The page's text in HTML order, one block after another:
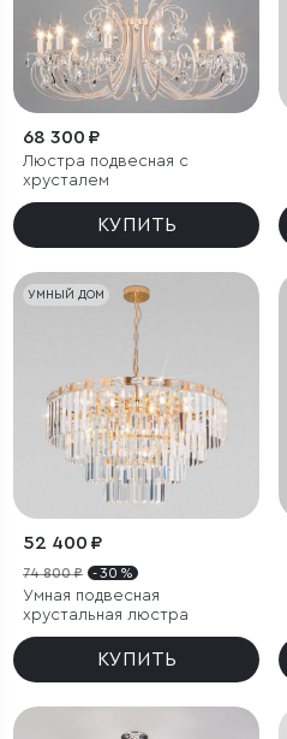
68 300 ₽
Люстра подвесная с
хрусталем
КУПИТЬ
УМНЫЙ ДОМ
52 400 ₽
74 800 ₽ - 30 %
Умная подвесная
хрустальная люстра
КУПИТЬ